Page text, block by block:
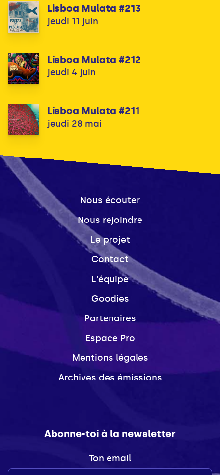
Lisboa Mulata #213
jeudi 11 juin
Lisboa Mulata #212
jeudi 4 juin
Lisboa Mulata #211
jeudi 28 mai
Nous écouter
Nous rejoindre
Le projet
Contact
L'équipe
Goodies
Partenaires
Espace Pro
Mentions légales
Archives des émissions
Abonne-toi à la newsletter
Ton email